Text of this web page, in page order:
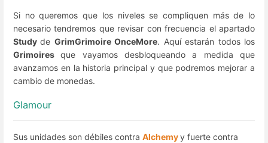
Si no queremos que los niveles se compliquen más de lo
necesario tendremos que revisar con frecuencia el apartado
Studyde GrimGrimoire OnceMore. Aquí estarán todos los
Grimoiresque vayamos desbloqueando a medida que
avanzamos en la historia principal y que podremos mejorar a
cambio de monedas.
Glamour
Sus unidades son débiles contra Alchemyy fuerte contra